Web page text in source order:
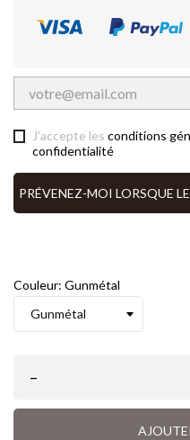
J'accepte lesconditions
confidentialité
PRÉVENEZ-MOI LORSQUE
Couleur: Gunmétal
–